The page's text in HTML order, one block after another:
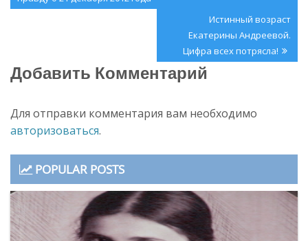
Next
Post:
Истинный возраст
Екатерины Андреевой.
Цифра всех потрясла!
Добавить Комментарий
Для отправки комментария вам необходимо
авторизоваться.
POPULAR POSTS